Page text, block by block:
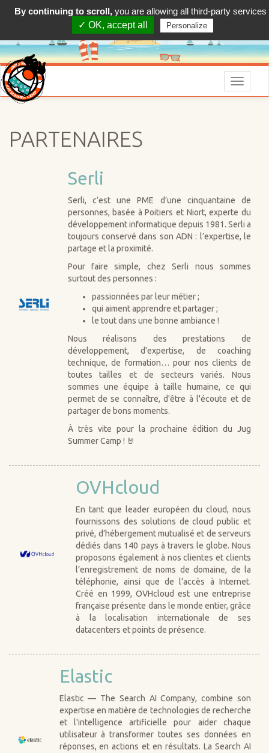
Menu
PARTENAIRES
Serli
Serli, c’est une PME d’une cinquantaine de
personnes, basée à Poitiers et Niort, experte du
développement informatique depuis 1981. Serli a
toujours conservé dans son ADN : l’expertise, le
partage et la proximité.
Pour faire simple, chez Serli nous sommes
surtout des personnes :
passionnées par leur métier ;
qui aiment apprendre et partager ;
le tout dans une bonne ambiance !
Nous réalisons des prestations de
développement, d'expertise, de coaching
technique, de formation… pour nos clients de
toutes tailles et de secteurs variés. Nous
sommes une équipe à taille humaine, ce qui
permet de se connaître, d'être à l'écoute et de
partager de bons moments.
À très vite pour la prochaine édition du Jug
Summer Camp ! 🤘
OVHcloud
En tant que leader européen du cloud, nous
fournissons des solutions de cloud public et
privé, d’hébergement mutualisé et de serveurs
dédiés dans 140 pays à travers le globe. Nous
proposons également à nos clientes et clients
l’enregistrement de noms de domaine, de la
téléphonie, ainsi que de l’accès à Internet.
Créé en 1999, OVHcloud est une entreprise
française présente dans le monde entier, grâce
à la localisation internationale de ses
datacenters et points de présence.
Elastic
Elastic — The Search AI Company, combine son
expertise en matière de technologies de recherche
et l'intelligence artificielle pour aider chaque
utilisateur à transformer toutes ses données en
réponses, en actions et en résultats. La Search AI
By continuing to scroll, you are allowing all third-party services
✓ OK, accept all
Personalize